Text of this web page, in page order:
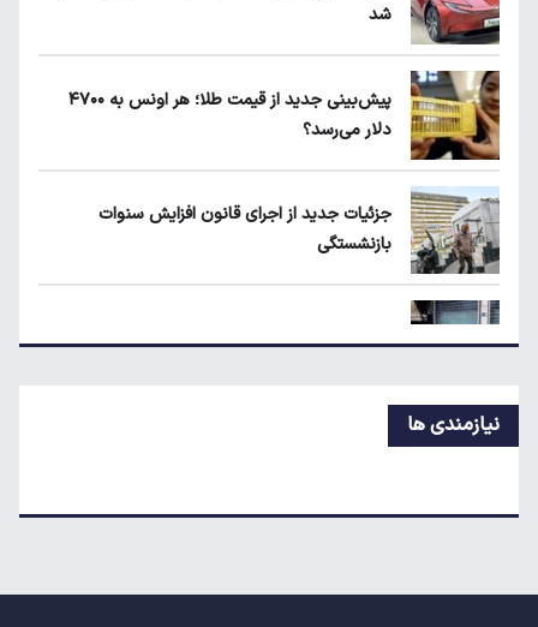
ماجرای محدودیت گوشت برزیلی در اروپا
شد
پیش‌بینی جدید از قیمت طلا؛ هر اونس به ۴۷۰۰
دلار می‌رسد؟
جزئیات جدید از اجرای قانون افزایش سنوات
بازنشستگی
پیش‌بینی جدید از نرخ تورم تا پایان سال
اعتبار حکمت کارت مرداد واریز شد/ سهم هر خانوار
پاسداران
نیازمندی ها